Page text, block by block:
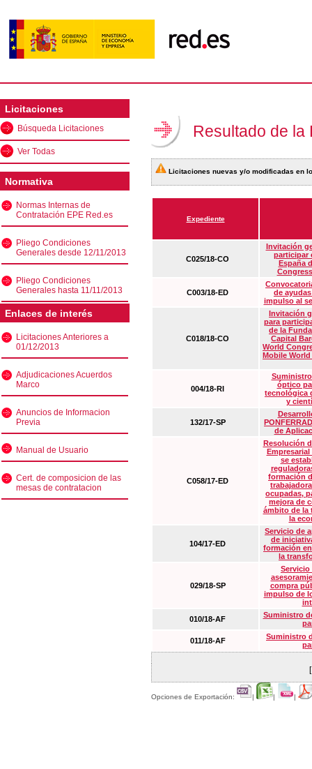
Licitaciones
Búsqueda Licitaciones
Ver Todas
Normativa
Normas Internas de
Contratación EPE Red.es
Pliego Condiciones
Generales desde 12/11/2013
Pliego Condiciones
Generales hasta 11/11/2013
Enlaces de interés
Licitaciones Anteriores a
01/12/2013
Adjudicaciones Acuerdos
Marco
Anuncios de Informacion
Previa
Manual de Usuario
Cert. de composicion de las
mesas de contratacion
Resultado de la
Licitaciones nuevas y/o modificadas en
Expediente
C025/18-CO
Invitación
participar
España
C003/18-ED
de
impulso al
C018/18-CO
Invitación
para
de la
Capital
World
Mobile
004/18-RI
óptico
tecnológica
y
132/17-SP
de
C058/17-ED
Resolución
Empresarial
se
formación
ocupadas,
mejora de
ámbito de la
la
104/17-ED
Servicio de
de
formación
la
029/18-SP
Servicio
compra
impulso de
010/18-AF
Suministro
011/18-AF
Suministro
Opciones de Exportación: | | |